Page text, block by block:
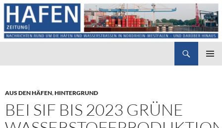
AUS DEN HÄFEN,HINTERGRUND
BEI SIF BIS 2023 GRÜNE